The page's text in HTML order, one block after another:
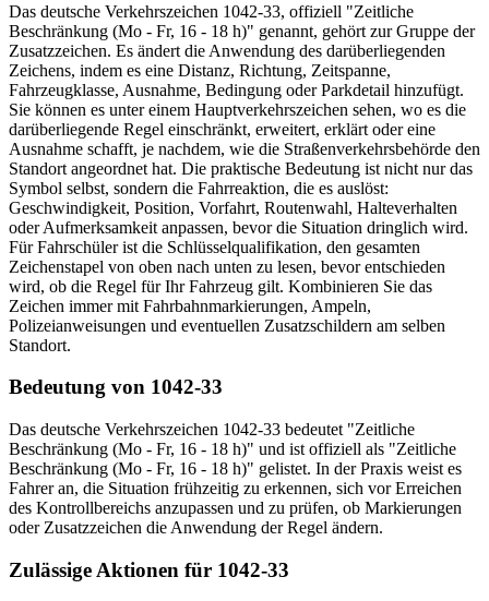
Das deutsche Verkehrszeichen 1042-33, offiziell "Zeitliche
Beschränkung (Mo - Fr, 16 - 18 h)" genannt, gehört zur Gruppe der
Zusatzzeichen. Es ändert die Anwendung des darüberliegenden
Zeichens, indem es eine Distanz, Richtung, Zeitspanne,
Fahrzeugklasse, Ausnahme, Bedingung oder Parkdetail hinzufügt.
Sie können es unter einem Hauptverkehrszeichen sehen, wo es die
darüberliegende Regel einschränkt, erweitert, erklärt oder eine
Ausnahme schafft, je nachdem, wie die Straßenverkehrsbehörde den
Standort angeordnet hat. Die praktische Bedeutung ist nicht nur das
Symbol selbst, sondern die Fahrreaktion, die es auslöst:
Geschwindigkeit, Position, Vorfahrt, Routenwahl, Halteverhalten
oder Aufmerksamkeit anpassen, bevor die Situation dringlich wird.
Für Fahrschüler ist die Schlüsselqualifikation, den gesamten
Zeichenstapel von oben nach unten zu lesen, bevor entschieden
wird, ob die Regel für Ihr Fahrzeug gilt. Kombinieren Sie das
Zeichen immer mit Fahrbahnmarkierungen, Ampeln,
Polizeianweisungen und eventuellen Zusatzschildern am selben
Standort.
Bedeutung von 1042-33
Das deutsche Verkehrszeichen 1042-33 bedeutet "Zeitliche
Beschränkung (Mo - Fr, 16 - 18 h)" und ist offiziell als "Zeitliche
Beschränkung (Mo - Fr, 16 - 18 h)" gelistet. In der Praxis weist es
Fahrer an, die Situation frühzeitig zu erkennen, sich vor Erreichen
des Kontrollbereichs anzupassen und zu prüfen, ob Markierungen
oder Zusatzzeichen die Anwendung der Regel ändern.
Zulässige Aktionen für 1042-33